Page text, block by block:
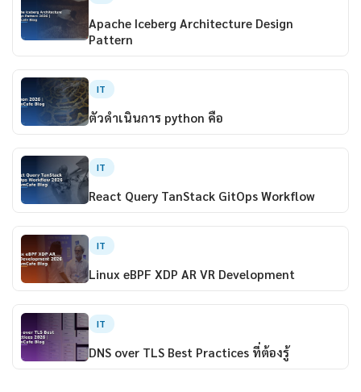
Apache Iceberg Architecture Design
Pattern
IT
ตัวดําเนินการ python คือ
IT
React Query TanStack GitOps Workflow
IT
Linux eBPF XDP AR VR Development
IT
DNS over TLS Best Practices ที่ต้องรู้